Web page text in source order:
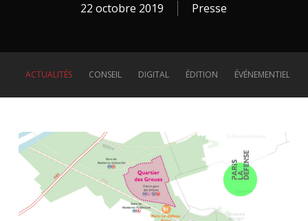
22 octobre 2019 Presse
ACTUALITÉS CONSEIL DIGITAL ÉDITION ÉVÉNEMENTIEL